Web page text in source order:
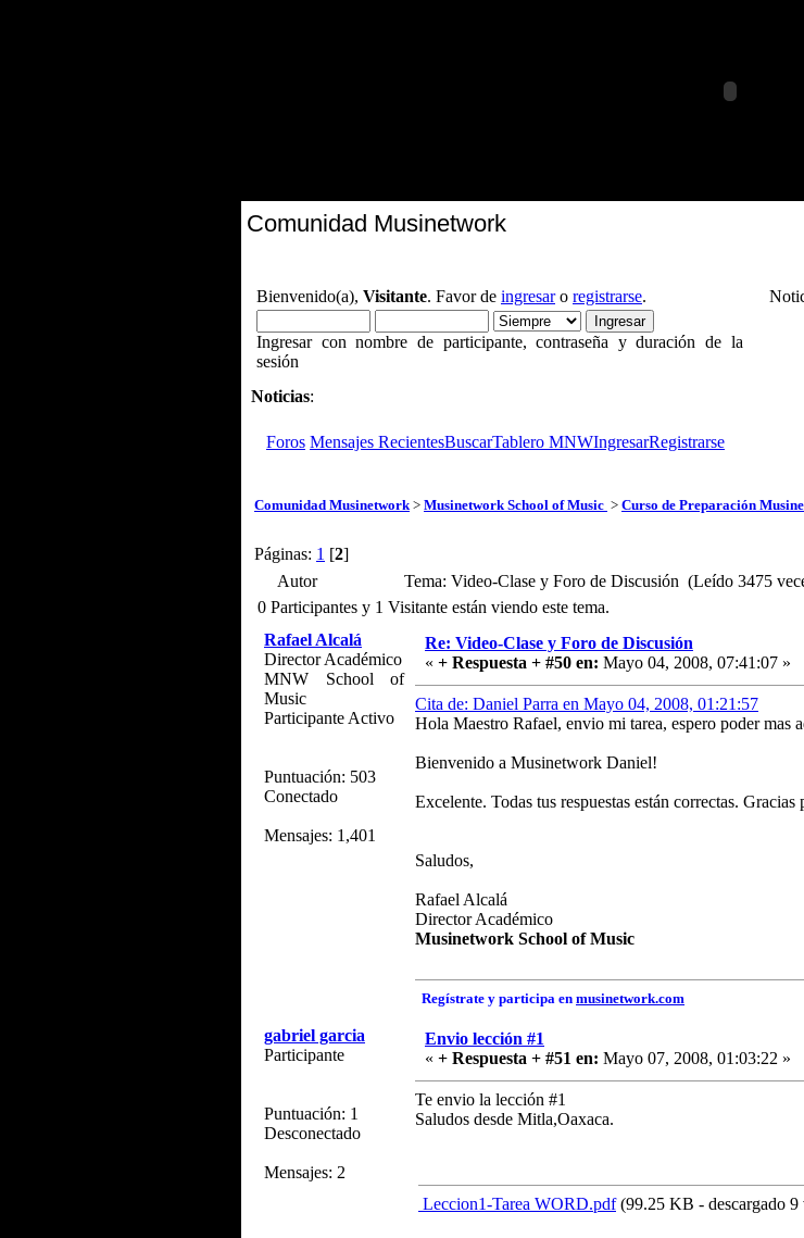
Comunidad Musinetwork
Bienvenido(a), Visitante. Favor de ingresaro registrarse.
Ingresar con nombre de participante, contraseña y duración de la
sesión
Noticias:
Foros Mensajes RecientesBuscarTablero MNWIngresarRegistrarse
Comunidad Musinetwork > Musinetwork School of Music > Curso de Preparación
Páginas: 1 [2]
Autor
Tema: Video-Clase y Foro de Discusión (Leído 3475
0 Participantes y 1 Visitante están viendo este tema.
Rafael Alcalá
Director Académico
MNW School of
Music
Participante Activo
Puntuación: 503
Conectado
Mensajes: 1,401
Re: Video-Clase y Foro de Discusión
« + Respuesta + #50 en: Mayo 04, 2008, 07:41:07 »
Cita de: Daniel Parra en Mayo 04, 2008, 01:21:57
Hola Maestro Rafael, envio mi tarea, espero poder mas
Bienvenido a Musinetwork Daniel!
Excelente. Todas tus respuestas están correctas. Gracias
Saludos,
Rafael Alcalá
Director Académico
Musinetwork School of Music
Regístrate y participa en musinetwork.com
gabriel garcia
Participante
Puntuación: 1
Desconectado
Mensajes: 2
Envio lección #1
« + Respuesta + #51 en: Mayo 07, 2008, 01:03:22 »
Te envio la lección #1
Saludos desde Mitla,Oaxaca.
Leccion1-Tarea WORD.pdf(99.25 KB - descargado 9